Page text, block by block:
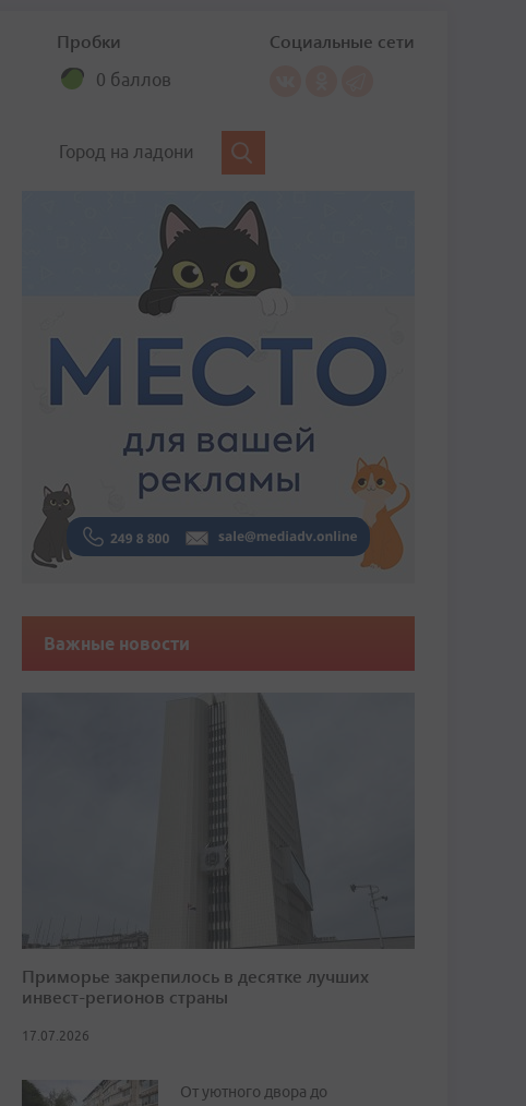
Пробки
0 баллов
Социальные сети
Город на ладони
Важные новости
Приморье закрепилось в десятке лучших
инвест-регионов страны
17.07.2026
От уютного двора до